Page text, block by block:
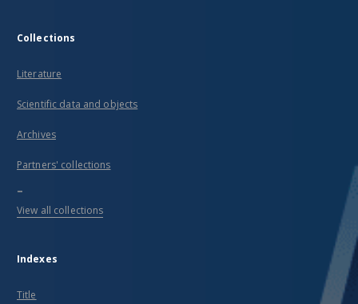
Collections
Literature
Scientific data and objects
Archives
Partners' collections
...
View all collections
Indexes
Title